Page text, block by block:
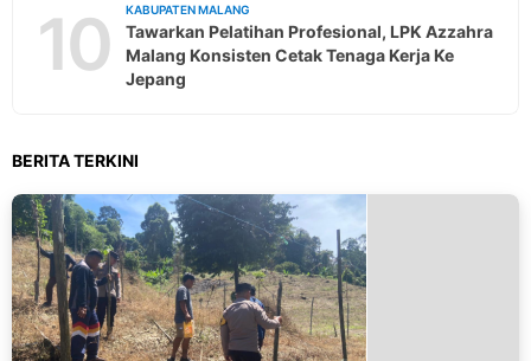
10 KABUPATEN MALANG
Tawarkan Pelatihan Profesional, LPK Azzahra
Malang Konsisten Cetak Tenaga Kerja Ke
Jepang
BERITA TERKINI